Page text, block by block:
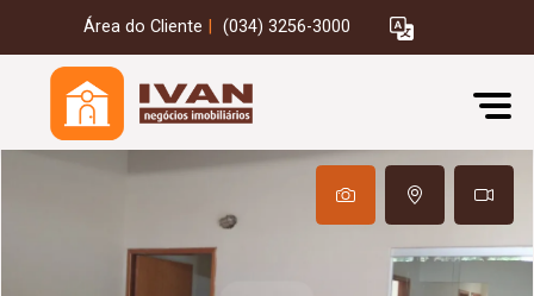
Área do Cliente (034) 3256-3000